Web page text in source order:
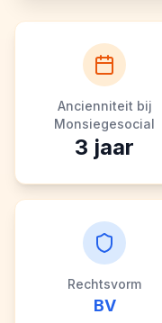
Ancienniteit bij
Monsiegesocial
3 jaar
Rechtsvorm
BV